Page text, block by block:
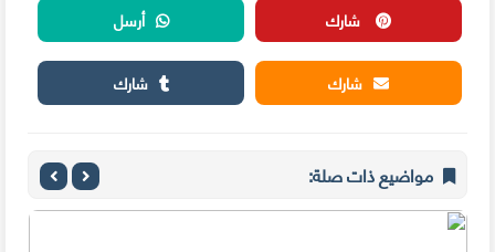
شارك
أرسل
شارك
شارك
مواضيع ذات صلة: